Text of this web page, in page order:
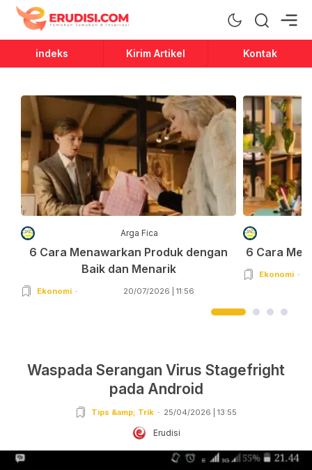
Erudisi
Temukan Jawaban dan Inspirasi
indeks Kirim Artikel Kontak
Arga Fica
6 Cara Menawarkan Produk dengan
Baik dan Menarik
Ekonomi 20/07/2026 | 11:56
6 Cara
Ekonomi
Waspada Serangan Virus Stagefright
pada Android
Tips &amp; Trik 25/04/2026 | 13:55
Erudisi